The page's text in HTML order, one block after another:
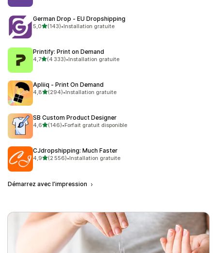
German Drop ‑ EU Dropshipping
5,0étoile(s) sur 5
(143)
143 avis au total
•Installation gratuite
Printify: Print on Demand
4,7étoile(s) sur 5
(4 333)
4333 avis au total
•Installation gratuite
Apliiq ‑ Print On Demand
4,8étoile(s) sur 5
(294)
294 avis au total
•Installation gratuite
SB Custom Product Designer
4,6étoile(s) sur 5
(146)
146 avis au total
•Forfait gratuit disponible
CJdropshipping: Much Faster
4,9étoile(s) sur 5
(2 556)
2556 avis au total
•Installation gratuite
Démarrez avec l’impression